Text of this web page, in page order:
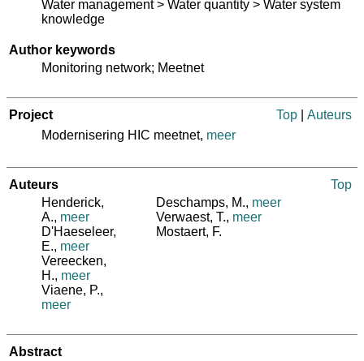
Water management > Water quantity > Water system
knowledge
Author keywords
Monitoring network; Meetnet
Project Top
Auteurs
Modernisering HIC meetnet, meer
Auteurs
Top
Henderick,
A., meer
D'Haeseleer,
E., meer
Vereecken,
H., meer
Viaene, P.,
meer
Deschamps, M., meer
Verwaest, T., meer
Mostaert, F.
Abstract